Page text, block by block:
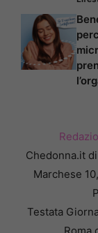
Chedonna.it
Marchese
Testata